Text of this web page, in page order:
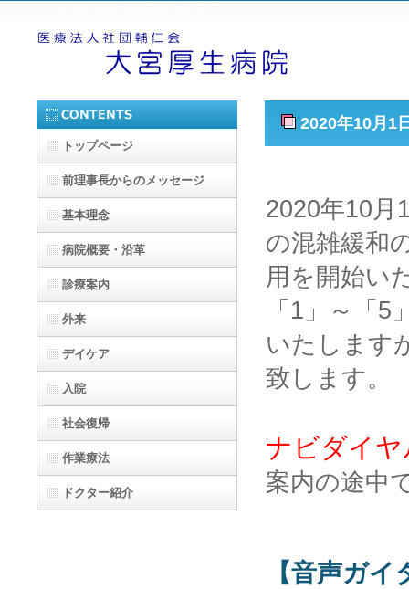
2020年10月1
2020年10月
の混雑緩和
用を開始い
「1」～「
いたします
致します。
ナビダイヤ
案内の途中
【音声ガ
トップページ
前理事長からのメッセージ
基本理念
病院概要・沿革
診療案内
外来
デイケア
入院
社会復帰
作業療法
ドクター紹介